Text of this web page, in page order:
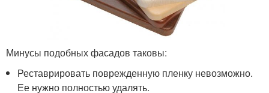
Минусы подобных фасадов таковы:
Реставрировать поврежденную пленку невозможно.
Ее нужно полностью удалять.